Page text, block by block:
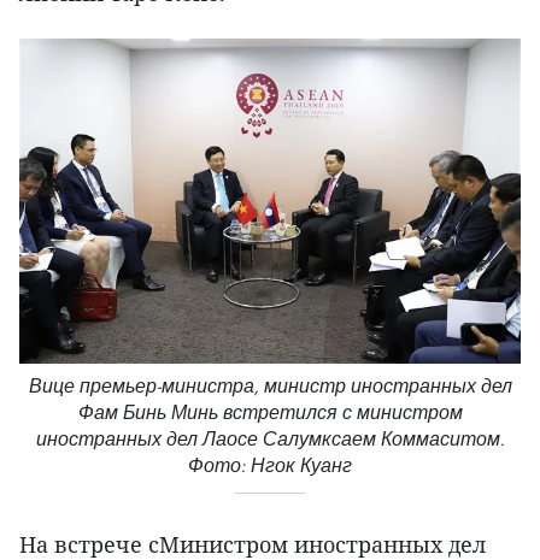
Вице премьер-министра, министр иностранных дел
Фам Бинь Минь встретился с министром
иностранных дел Лаосе Салумксаем Коммаситом.
Фото: Нгок Куанг
На встрече сМинистром иностранных дел